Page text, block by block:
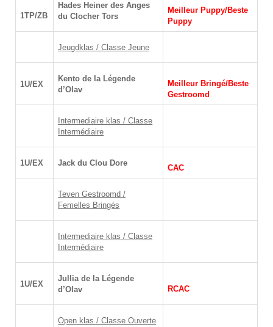
1TP/ZB
Hades Heiner des Anges
du Clocher Tors
Meilleur Puppy/Beste
Puppy
Jeugdklas / Classe Jeune
1U/EX
Kento de la Légende
d’Olav
Meilleur Bringé/Beste
Gestroomd
Intermediaire klas / Classe
Intermédiaire
1U/EX Jack du Clou Dore
CAC
Teven Gestroomd /
Femelles Bringés
Intermediaire klas / Classe
Intermédiaire
1U/EX
Jullia de la Légende
d’Olav
RCAC
Open klas / Classe Ouverte